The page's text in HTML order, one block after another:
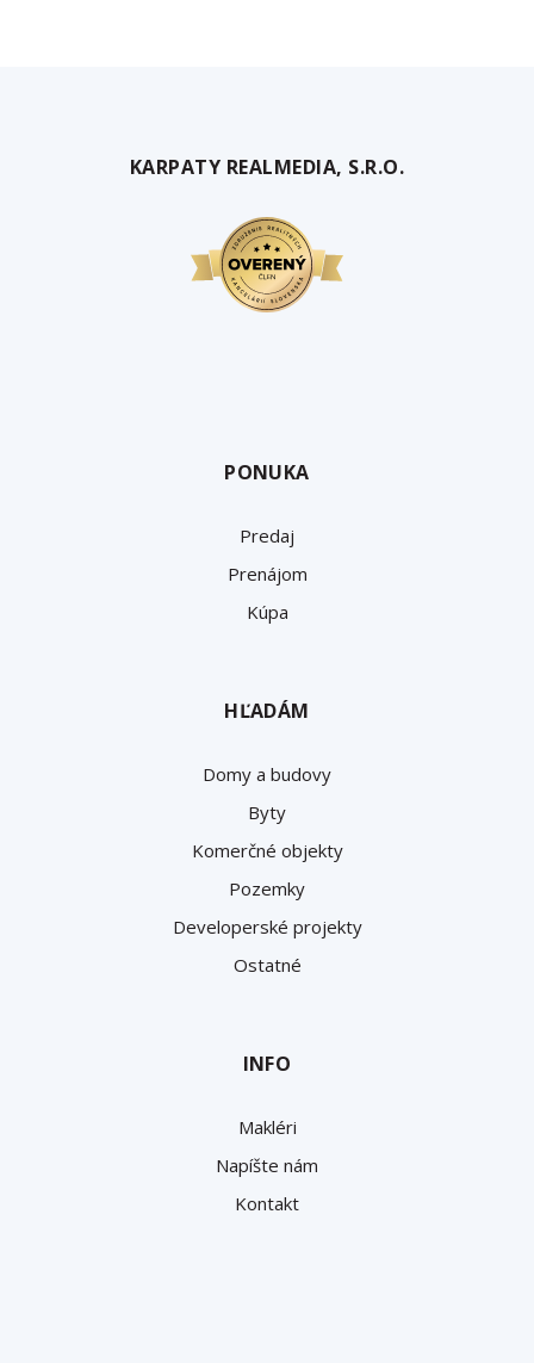
KARPATY REALMEDIA, S.R.O.
PONUKA
Predaj
Prenájom
Kúpa
HĽADÁM
Domy a budovy
Byty
Komerčné objekty
Pozemky
Developerské projekty
Ostatné
INFO
Makléri
Napíšte nám
Kontakt